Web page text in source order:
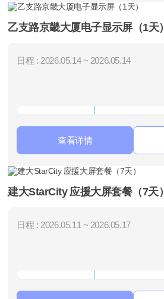
乙支路京畿大厦电子显示屏（1天）
日程 : 2026.05.14 ~ 2026.05.14
查看详情
建大StarCity 应援大屏套餐（7天）
日程 : 2026.05.11 ~ 2026.05.17